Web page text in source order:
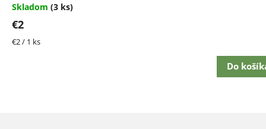
Skladom (3 ks)
€2
Jednotková
€2 / 1 ks
Do